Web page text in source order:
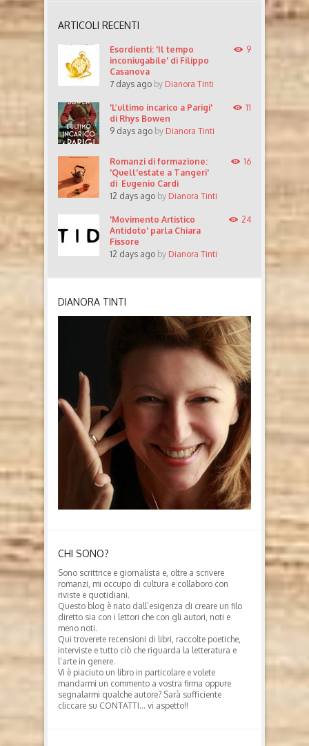
ARTICOLI RECENTI
Esordienti: 'Il tempo
inconiugabile' di Filippo
Casanova
7 days ago by Dianora Tinti
9
'L’ultimo incarico a Parigi'
di Rhys Bowen
9 days ago by Dianora Tinti
11
Romanzi di formazione:
'Quell'estate a Tangeri'
di Eugenio Cardi
12 days ago by Dianora Tinti
16
'Movimento Artistico
Antidoto' parla Chiara
Fissore
12 days ago by Dianora Tinti
24
DIANORA TINTI
CHI SONO?
Sono scrittrice e giornalista e, oltre a scrivere
romanzi, mi occupo di cultura e collaboro con
riviste e quotidiani.
Questo blog è nato dall’esigenza di creare un filo
diretto sia con i lettori che con gli autori, noti e
meno noti.
Qui troverete recensioni di libri, raccolte poetiche,
interviste e tutto ciò che riguarda la letteratura e
l’arte in genere.
Vi è piaciuto un libro in particolare e volete
mandarmi un commento a vostra firma oppure
segnalarmi qualche autore? Sarà sufficiente
cliccare su CONTATTI… vi aspetto!!